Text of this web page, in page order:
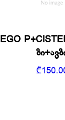
EGO
₾